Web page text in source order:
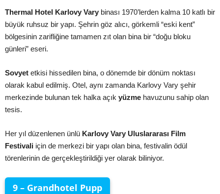
Thermal Hotel Karlovy Vary binası 1970’lerden kalma 10 katlı bir
büyük ruhsuz bir yapı. Şehrin göz alıcı, görkemli “eski kent”
bölgesinin zarifliğine tamamen zıt olan bina bir “doğu bloku
günleri” eseri.
Sovyet etkisi hissedilen bina, o dönemde bir dönüm noktası
olarak kabul edilmiş. Otel, aynı zamanda Karlovy Vary şehir
merkezinde bulunan tek halka açık yüzme havuzunu sahip olan
tesis.
Her yıl düzenlenen ünlü Karlovy Vary Uluslararası Film
Festivali için de merkezi bir yapı olan bina, festivalin ödül
törenlerinin de gerçekleştirildiği yer olarak biliniyor.
9 – Grandhotel Pupp